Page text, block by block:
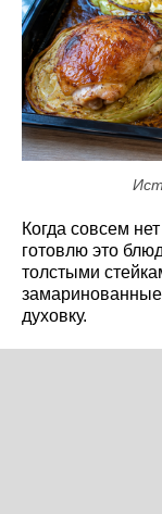
Когда совсем
готовлю это
толстыми
духовку.